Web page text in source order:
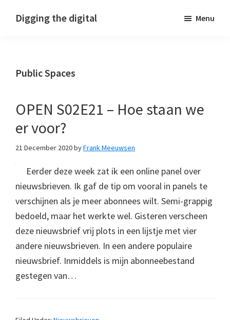
Digging the digital Menu
Public Spaces
OPEN S02E21 – Hoe staan we
er voor?
21 December 2020byFrank Meeuwsen
Eerder deze week zat ik een online panel over
nieuwsbrieven. Ik gaf de tip om vooral in panels te
verschijnen als je meer abonnees wilt. Semi-grappig
bedoeld, maar het werkte wel. Gisteren verscheen
deze nieuwsbrief vrij plots in een lijstje met vier
andere nieuwsbrieven. In een andere populaire
nieuwsbrief. Inmiddels is mijn abonneebestand
gestegen van…